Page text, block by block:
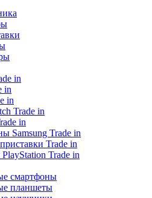
in
in
in
Trade in
in
Samsung Trade in
Trade in
Trade in
смартфоны
планшеты